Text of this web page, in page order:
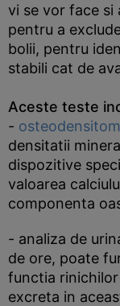
vi se vor face si
pentru a
bolii, pentru
stabili cat de
Aceste teste
-
densitatii
dispozitive
valoarea
componenta
- analiza de
de ore, poate
functia
excreta in